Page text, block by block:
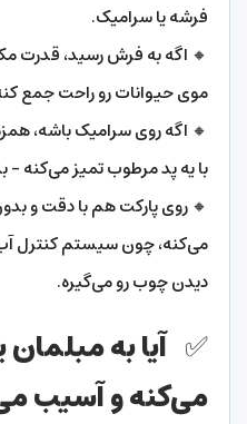
فرشه یا سرامیک.
🔸 اگه به فرش رسید، قدرت
موی حیوانات رو راحت جمع
🔸 اگه روی سرامیک باشه،
با یه پد مرطوب تمیز می‌کنه –
🔸 روی پارکت هم با دقت و
می‌کنه، چون سیستم کنترل
دیدن چوب رو می‌گیره.
✅ آیا به مبلمان
می‌کنه و آسیب